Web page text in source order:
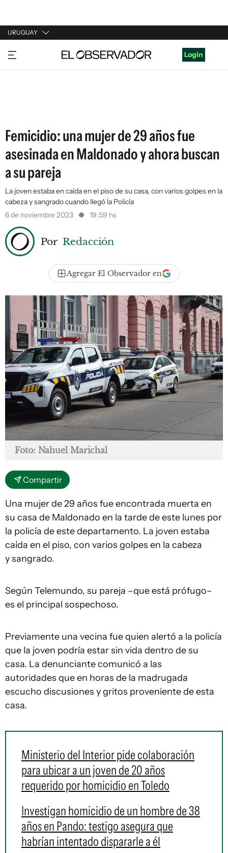
URUGUAY
URUGUAY
ARGENTINA
Login
Femicidio: una mujer de 29 años fue
asesinada en Maldonado y ahora buscan
a su pareja
La joven estaba en caída en el piso de su casa, con varios golpes en la
cabeza y sangrado cuando llegó la Policía
6 de noviembre 2023
19:59 hs
Por Redacción
Agregar El Observador en
Foto: Nahuel Marichal
Compartir
Una mujer de 29 años fue encontrada muerta en
su casa de Maldonado en la tarde de este lunes por
la policía de este departamento. La joven estaba
caída en el piso, con varios golpes en la cabeza
y sangrado.
Según Telemundo, su pareja –que está prófugo–
es el principal sospechoso.
Previamente una vecina fue quien alertó a la policía
que la joven podría estar sin vida dentro de su
casa. La denunciante comunicó a las
autoridades que en horas de la madrugada
escucho discusiones y gritos proveniente de esta
casa.
Ministerio del Interior pide colaboración
para ubicar a un joven de 20 años
requerido por homicidio en Toledo
Investigan homicidio de un hombre de 38
años en Pando: testigo asegura que
habrían intentado dispararle a él